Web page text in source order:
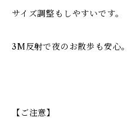
サイズ調整もしやすいです。
3M反射で夜のお散歩も安心。
【ご注意】